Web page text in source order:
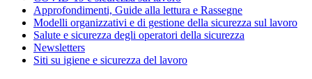
Approfondimenti, Guide alla lettura e Rassegne
Modelli organizzativi e di gestione della sicurezza sul lavoro
Salute e sicurezza degli operatori della sicurezza
Newsletters
Siti su igiene e sicurezza del lavoro